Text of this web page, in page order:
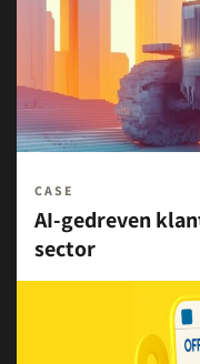
CASE
AI-gedreven
sector